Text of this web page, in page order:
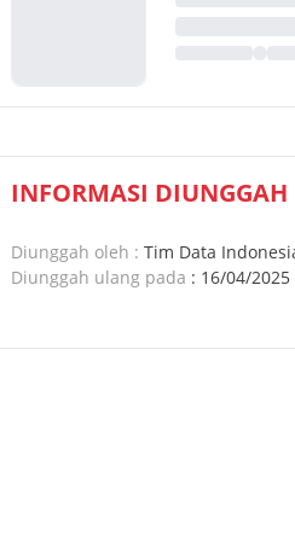
INFORMASI DIUNGGAH
Diunggah oleh : Tim Data
Diunggah ulang pada : 16/04/2025